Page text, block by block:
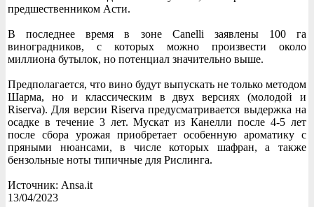
предшественником Асти.
В последнее время в зоне Canelli заявлены 100 га
виноградников, с которых можно произвести около
миллиона бутылок, но потенциал значительно выше.
Предполагается, что вино будут выпускать не только методом
Шарма, но и классическим в двух версиях (молодой и
Riserva). Для версии Riserva предусматривается выдержка на
осадке в течение 3 лет. Мускат из Канелли после 4-5 лет
после сбора урожая приобретает особенную ароматику с
пряными нюансами, в числе которых шафран, а также
бензольные ноты типичные для Рислинга.
Источник: Ansa.it
13/04/2023